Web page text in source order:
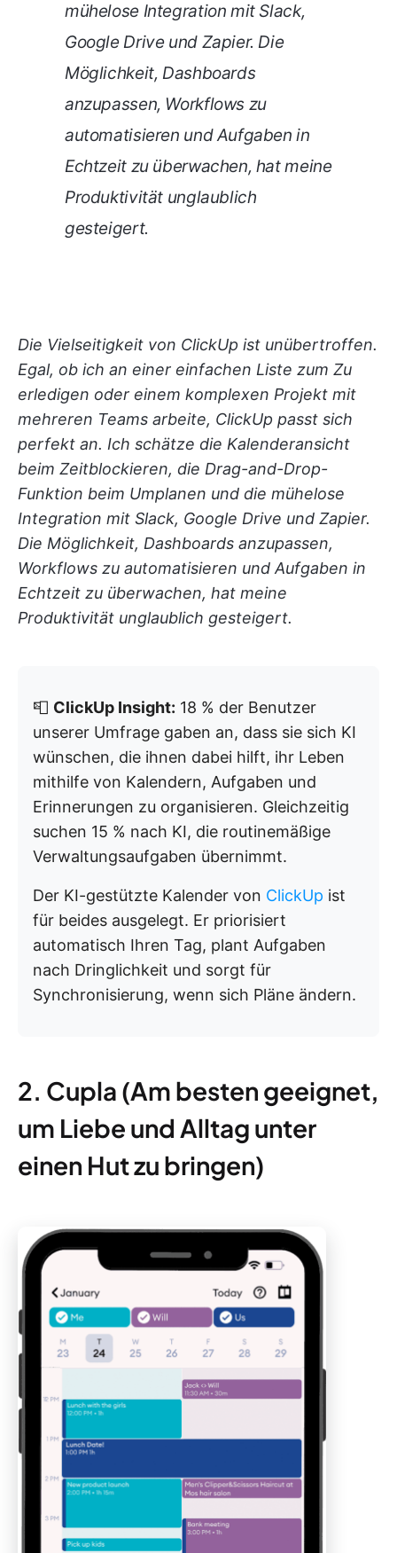
mühelose Integration mit Slack,
Google Drive und Zapier. Die
Möglichkeit, Dashboards
anzupassen, Workflows zu
automatisieren und Aufgaben in
Echtzeit zu überwachen, hat meine
Produktivität unglaublich
gesteigert.
Die Vielseitigkeit von ClickUp ist unübertroffen.
Egal, ob ich an einer einfachen Liste zum Zu
erledigen oder einem komplexen Projekt mit
mehreren Teams arbeite, ClickUp passt sich
perfekt an. Ich schätze die Kalenderansicht
beim Zeitblockieren, die Drag-and-Drop-
Funktion beim Umplanen und die mühelose
Integration mit Slack, Google Drive und Zapier.
Die Möglichkeit, Dashboards anzupassen,
Workflows zu automatisieren und Aufgaben in
Echtzeit zu überwachen, hat meine
Produktivität unglaublich gesteigert.
📮 ClickUp Insight: 18 % der Benutzer
unserer Umfrage gaben an, dass sie sich KI
wünschen, die ihnen dabei hilft, ihr Leben
mithilfe von Kalendern, Aufgaben und
Erinnerungen zu organisieren. Gleichzeitig
suchen 15 % nach KI, die routinemäßige
Verwaltungsaufgaben übernimmt.
Der KI-gestützte Kalender von ClickUp ist
für beides ausgelegt. Er priorisiert
automatisch Ihren Tag, plant Aufgaben
nach Dringlichkeit und sorgt für
Synchronisierung, wenn sich Pläne ändern.
2. Cupla (Am besten geeignet,
um Liebe und Alltag unter
einen Hut zu bringen)